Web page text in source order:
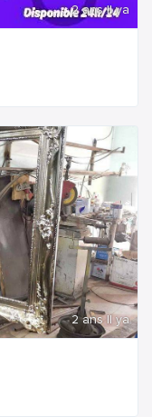
2 ans Il ya
2 ans Il ya